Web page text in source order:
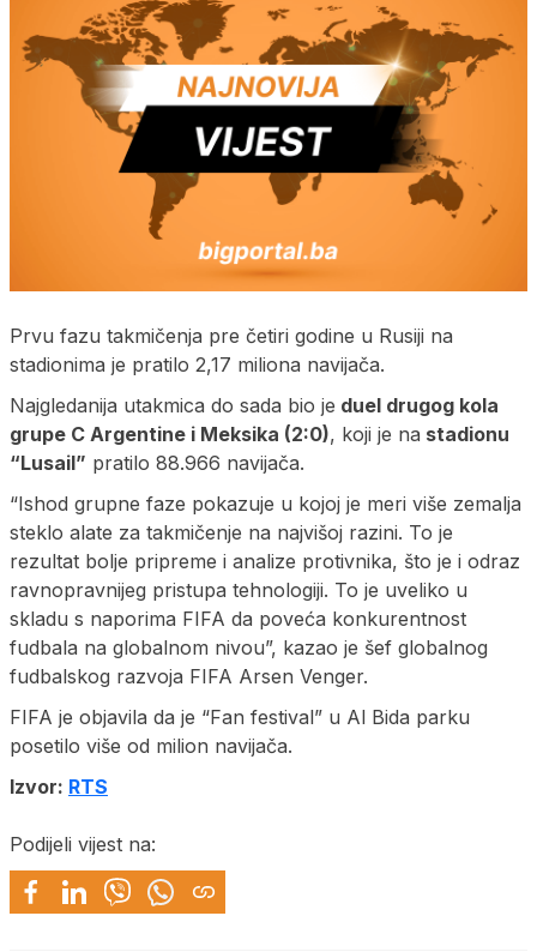
Prvu fazu takmičenja pre četiri godine u Rusiji na
stadionima je pratilo 2,17 miliona navijača.
Najgledanija utakmica do sada bio je duel drugog kola
grupe C Argentine i Meksika (2:0), koji je na stadionu
“Lusail” pratilo 88.966 navijača.
“Ishod grupne faze pokazuje u kojoj je meri više zemalja
steklo alate za takmičenje na najvišoj razini. To je
rezultat bolje pripreme i analize protivnika, što je i odraz
ravnopravnijeg pristupa tehnologiji. To je uveliko u
skladu s naporima FIFA da poveća konkurentnost
fudbala na globalnom nivou”, kazao je šef globalnog
fudbalskog razvoja FIFA Arsen Venger.
FIFA je objavila da je “Fan festival” u Al Bida parku
posetilo više od milion navijača.
Izvor: RTS
Podijeli vijest na: